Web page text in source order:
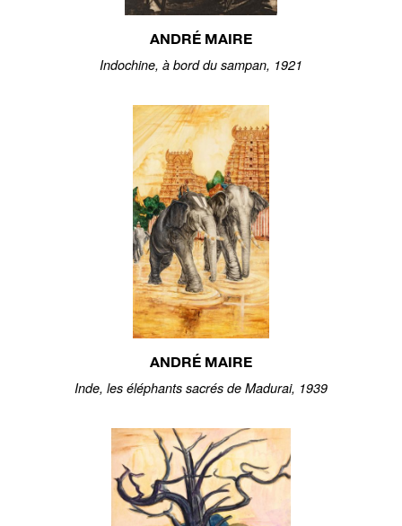
ANDRÉ MAIRE
Indochine, à bord du sampan, 1921
ANDRÉ MAIRE
Inde, les éléphants sacrés de Madurai, 1939